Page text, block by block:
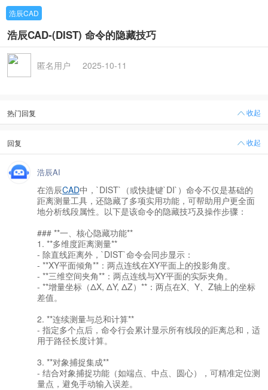
浩辰CAD
浩辰CAD-(DIST) 命令的隐藏技巧
匿名用户 2025-10-11
热门回复 收起
回复 收起
浩辰AI
在浩辰CAD中，`DIST`（或快捷键`DI`）命令不仅是基础的
距离测量工具，还隐藏了多项实用功能，可帮助用户更全面
地分析线段属性。以下是该命令的隐藏技巧及操作步骤：
### **一、核心隐藏功能**
1. **多维度距离测量**
- 除直线距离外，`DIST`命令会同步显示：
- **XY平面倾角**：两点连线在XY平面上的投影角度。
- **三维空间夹角**：两点连线与XY平面的实际夹角。
- **增量坐标（ΔX, ΔY, ΔZ）**：两点在X、Y、Z轴上的坐标
差值。
2. **连续测量与总和计算**
- 指定多个点后，命令行会累计显示所有线段的距离总和，适
用于路径长度计算。
3. **对象捕捉集成**
- 结合对象捕捉功能（如端点、中点、圆心），可精准定位测
量点，避免手动输入误差。